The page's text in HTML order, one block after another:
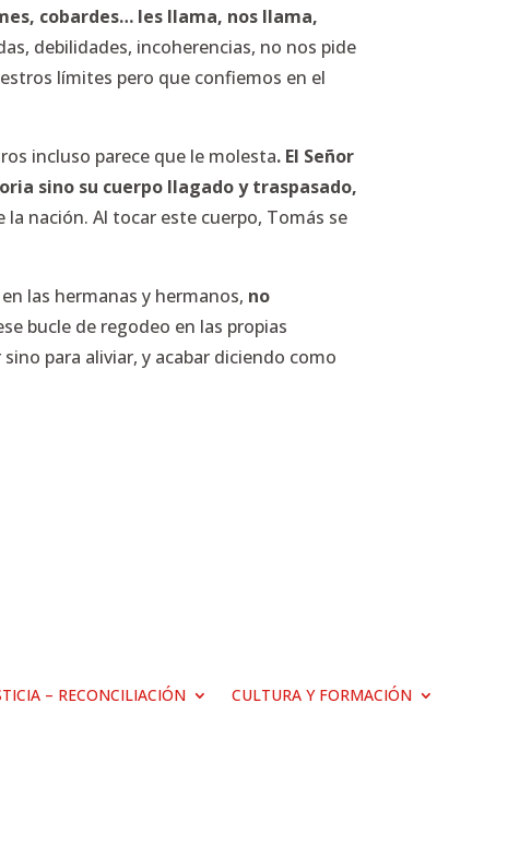
cobardes… les llama, nos llama,
debilidades, incoherencias, no nos pide
límites pero que confiemos en el
incluso parece que le molesta. El Señor
sino su cuerpo llagado y traspasado,
nación. Al tocar este cuerpo, Tomás se
las hermanas y hermanos, no
bucle de regodeo en las propias
para aliviar, y acabar diciendo como
– RECONCILIACIÓN CULTURA Y FORMACIÓN